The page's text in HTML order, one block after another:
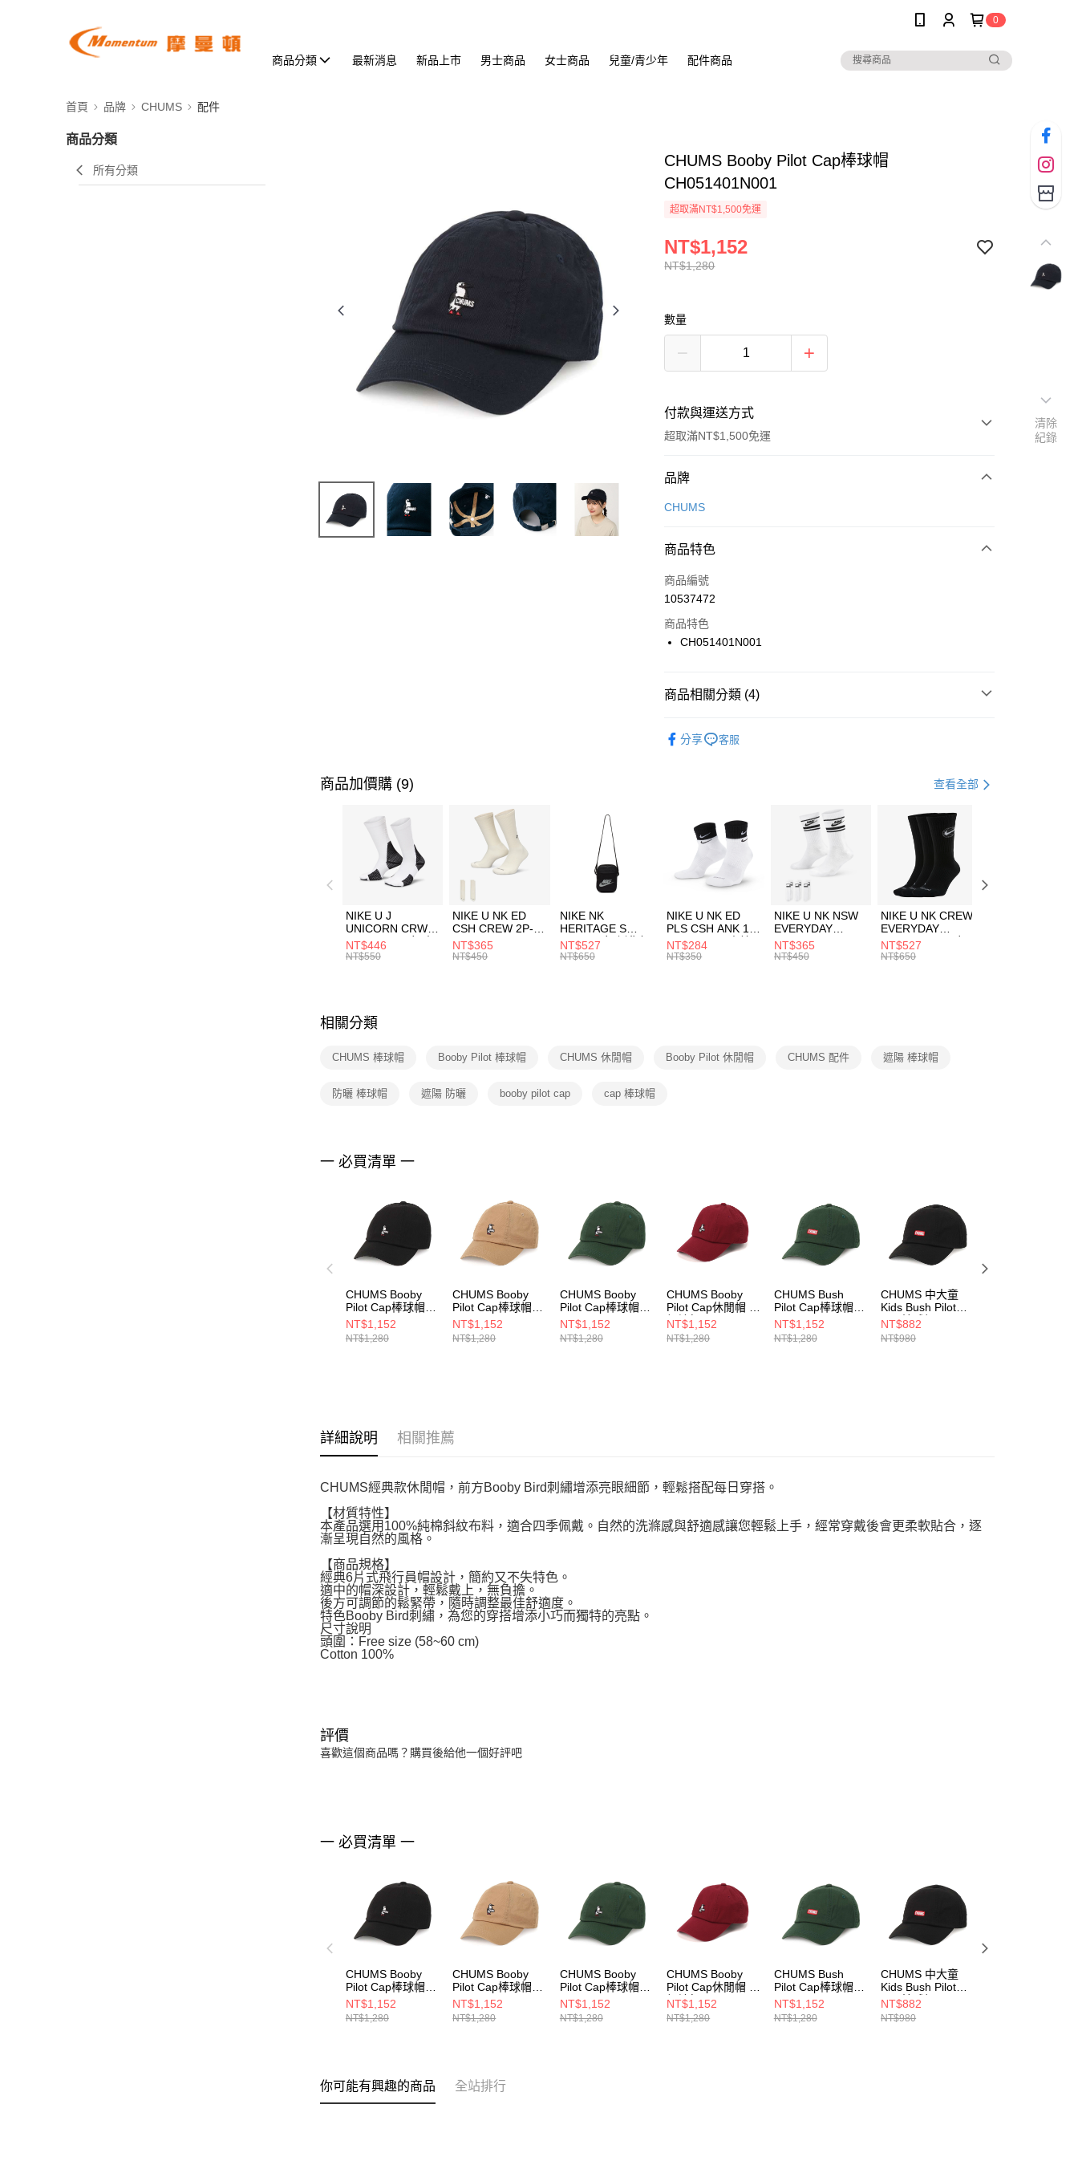
0
商品分類 最新消息 新品上市 男士商品 女士商品 兒童/青少年 配件商品
首頁 品牌 CHUMS 配件
商品分類
所有分類
CHUMS Booby Pilot Cap棒球帽
CH051401N001
超取滿NT$1,500免運
NT$1,280
NT$1,152
數量
付款與運送方式
超取滿NT$1,500免運
付款方式
信用卡一次付款
合作金庫商業銀行
華南商業銀行
上海商業儲蓄銀行
國泰世華商業銀行
聯邦商業銀行
台新國際商業銀行
LINE Pay
Apple Pay
【關於「AFTEE先享後付」】
３．安心：先確認商品／服務後，再付款。
【「AFTEE先享後付」結帳流程】
１．於結帳方式選擇「AFTEE先享後付」後，將跳轉至「AFTEE先享後
付」結帳頁面，進行簡訊認證並確認金額後，即可完成結帳。
２．訂單成立數日內，您將收到繳費通知簡訊。
３．收到繳費通知簡訊後14天內，點擊此簡訊中的連結，可透過四大超商
／ATM／網路銀行／等多元方式進行付款，方視為交易完成。
※ 請注意：結帳手續完成當下不需立刻繳費，但若您需要取消訂單，請聯
絡購買商品的店家。未經商家同意取消之訂單仍視為有效，需透過AFTEE
先享後付繳納相關費用。
交易，需依本服務之必要範圍內提供個人資料，並將交易相關給付款項請
５．嚴禁一人註冊多個帳號或使用他人資訊註冊。若發現惡意使用之情
形，恩沛科技股份有限公司將有權停止該用戶之使用額度並採取法律行
動。
每筆NT$100，滿NT$1,500(含以上)免運費
每筆NT$100，滿NT$1,500(含以上)免運費
付款後門市自取
每筆NT$100，滿NT$1,500(含以上)免運費
品牌
CHUMS
商品特色
商品編號
10537472
商品特色
CH051401N001
商品相關分類 (4)
分享 客服
商品加價購 (9) 查看全部
NIKE U J
UNICORN CRW
1PR -160 男女 中
統襪 FZ3393100
NT$446
NT$550
NIKE U NK ED
CSH CREW 2P-
144 EMBRDY 男
女 短統襪
NT$365
NT$450
NIKE NK
HERITAGE S
SMIT 男女 側背包
BA5871010
NT$527
NT$650
NIKE U NK ED
PLS CSH ANK 1P
144 DBL 男 中統
襪 DH4058104
NT$284
NT$350
NIKE U NK NSW
EVERYDAY
ESSENTIAL CR
男女 短統襪
NT$365
NT$450
NIKE U NK CREW
EVERYDAY
BBALL 3PR 男女
長統襪
NT$527
NT$650
相關分類
CHUMS 棒球帽 Booby Pilot 棒球帽 CHUMS 休閒帽 Booby Pilot 休閒帽 CHUMS 配件 遮陽 棒球帽
防曬 棒球帽 遮陽 防曬 booby pilot cap cap 棒球帽
一 必買清單 一
CHUMS Booby
Pilot Cap棒球帽
CH051401K001
NT$1,152
NT$1,280
CHUMS Booby
Pilot Cap棒球帽
CH051401B001
NT$1,152
NT$1,280
CHUMS Booby
Pilot Cap棒球帽
CH051401M080
NT$1,152
NT$1,280
CHUMS Booby
Pilot Cap休閒帽 勃
根地紅
CH051401R026
NT$1,152
NT$1,280
CHUMS Bush
Pilot Cap棒球帽
CH051400M080
NT$1,152
NT$1,280
CHUMS 中大童
Kids Bush Pilot
Cap棒球帽
CH251070K001
NT$882
NT$980
詳細說明 相關推薦
CHUMS經典款休閒帽，前方Booby Bird刺繡增添亮眼細節，輕鬆搭配每日穿搭。
【材質特性】
本產品選用100%純棉斜紋布料，適合四季佩戴。自然的洗滌感與舒適感讓您輕鬆上手，經常穿戴後會更柔軟貼合，逐
漸呈現自然的風格。
【商品規格】
經典6片式飛行員帽設計，簡約又不失特色。
適中的帽深設計，輕鬆戴上，無負擔。
後方可調節的鬆緊帶，隨時調整最佳舒適度。
特色Booby Bird刺繡，為您的穿搭增添小巧而獨特的亮點。
尺寸說明
頭圍：Free size (58~60 cm)
Cotton 100%
評價
喜歡這個商品嗎？購買後給他一個好評吧
一 必買清單 一
CHUMS Booby
Pilot Cap棒球帽
CH051401K001
NT$1,152
NT$1,280
CHUMS Booby
Pilot Cap棒球帽
CH051401B001
NT$1,152
NT$1,280
CHUMS Booby
Pilot Cap棒球帽
CH051401M080
NT$1,152
NT$1,280
CHUMS Booby
Pilot Cap休閒帽 勃
根地紅
CH051401R026
NT$1,152
NT$1,280
CHUMS Bush
Pilot Cap棒球帽
CH051400M080
NT$1,152
NT$1,280
CHUMS 中大童
Kids Bush Pilot
Cap棒球帽
CH251070K001
NT$882
NT$980
你可能有興趣的商品 全站排行
清除
紀錄